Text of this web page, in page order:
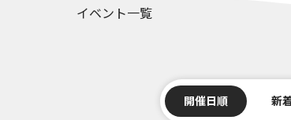
イベント一覧
開催日順 新